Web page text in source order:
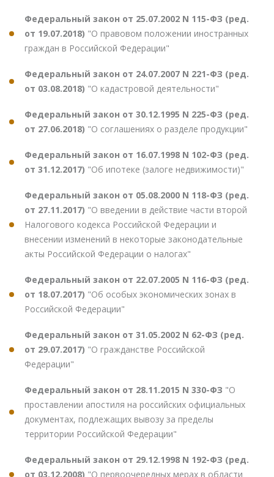
Федеральный закон от 25.07.2002 N 115-ФЗ (ред.
от 19.07.2018) "О правовом положении иностранных
граждан в Российской Федерации"
Федеральный закон от 24.07.2007 N 221-ФЗ (ред.
от 03.08.2018) "О кадастровой деятельности"
Федеральный закон от 30.12.1995 N 225-ФЗ (ред.
от 27.06.2018) "О соглашениях о разделе продукции"
Федеральный закон от 16.07.1998 N 102-ФЗ (ред.
от 31.12.2017) "Об ипотеке (залоге недвижимости)"
Федеральный закон от 05.08.2000 N 118-ФЗ (ред.
от 27.11.2017) "О введении в действие части второй
Налогового кодекса Российской Федерации и
внесении изменений в некоторые законодательные
акты Российской Федерации о налогах"
Федеральный закон от 22.07.2005 N 116-ФЗ (ред.
от 18.07.2017) "Об особых экономических зонах в
Российской Федерации"
Федеральный закон от 31.05.2002 N 62-ФЗ (ред.
от 29.07.2017) "О гражданстве Российской
Федерации"
Федеральный закон от 28.11.2015 N 330-ФЗ "О
проставлении апостиля на российских официальных
документах, подлежащих вывозу за пределы
территории Российской Федерации"
Федеральный закон от 29.12.1998 N 192-ФЗ (ред.
от 03.12.2008) "О первоочередных мерах в области